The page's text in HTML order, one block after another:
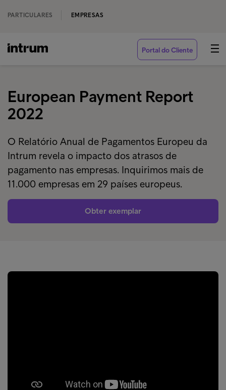
PARTICULARES EMPRESAS
Portal do Cliente
European Payment Report
2022
O Relatório Anual de Pagamentos Europeu da
Intrum revela o impacto dos atrasos de
pagamento nas empresas. Inquirimos mais de
11.000 empresas em 29 países europeus.
Obter exemplar